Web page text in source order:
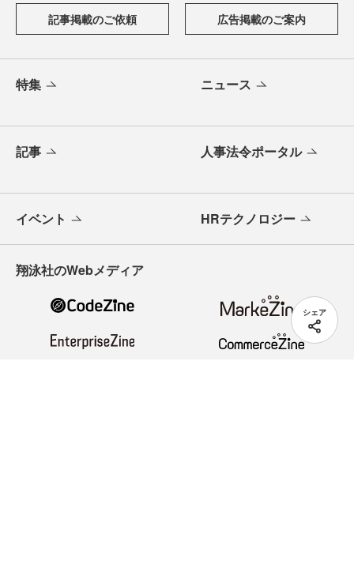
シェア
記事掲載のご依頼 広告掲載のご案内
特集 ニュース
記事 人事法令ポータル
イベント HRテクノロジー
翔泳社のWebメディア